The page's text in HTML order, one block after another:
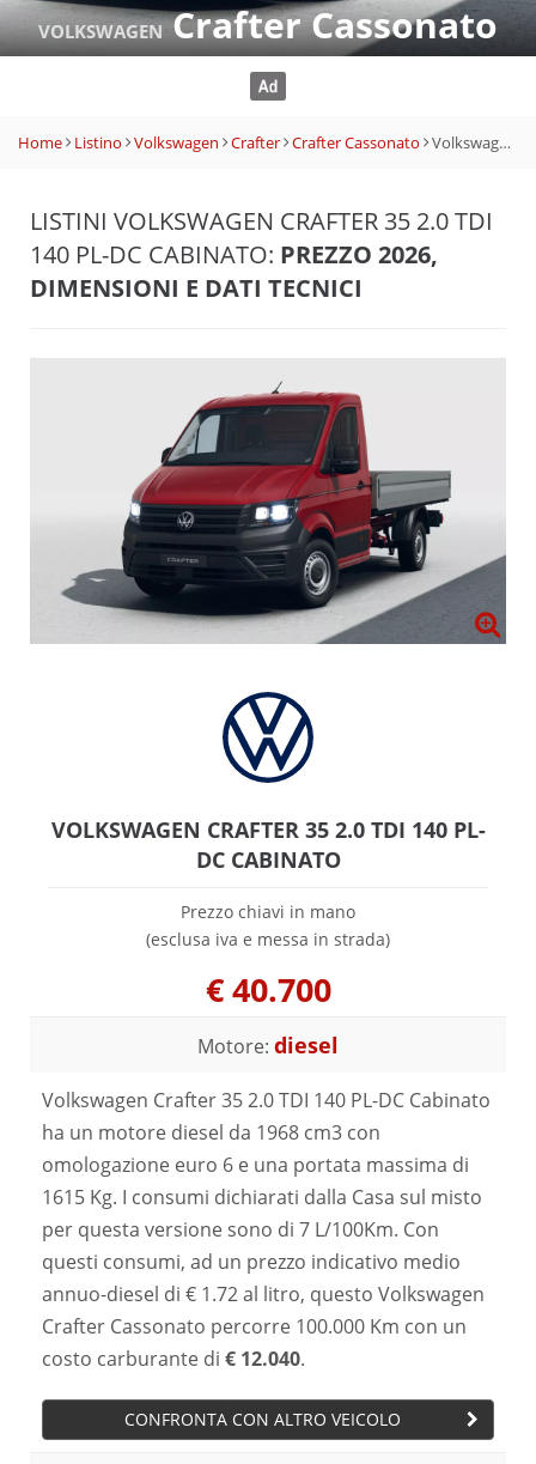
VOLKSWAGENCrafter Cassonato
Home Listino Volkswagen Crafter Crafter Cassonato Volkswagen Crafter 35 2.0 TDI 140 PL-DC Cabinato
LISTINI VOLKSWAGEN CRAFTER 35 2.0 TDI
140 PL-DC CABINATO: PREZZO 2026,
DIMENSIONI E DATI TECNICI
VOLKSWAGEN CRAFTER 35 2.0 TDI 140 PL-
DC CABINATO
Prezzo chiavi in mano
(esclusa iva e messa in strada)
€40.700
Motore: diesel
Volkswagen Crafter 35 2.0 TDI 140 PL-DC Cabinato
ha un motore diesel da 1968 cm3 con
omologazione euro 6 e una portata massima di
1615 Kg. I consumi dichiarati dalla Casa sul misto
per questa versione sono di 7 L/100Km. Con
questi consumi, ad un prezzo indicativo medio
annuo-diesel di € 1.72 al litro, questo Volkswagen
Crafter Cassonato percorre 100.000 Km con un
costo carburante di € 12.040.
CONFRONTA CON ALTRO VEICOLO